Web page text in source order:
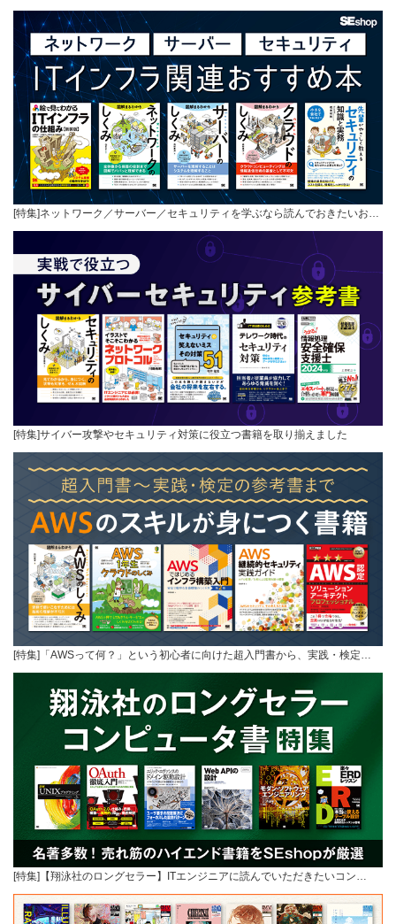
[特集]ネットワーク／サーバー／セキュリティを学ぶなら読んでおきたいお…
[特集]サイバー攻撃やセキュリティ対策に役立つ書籍を取り揃えました
[特集]「AWSって何？」という初心者に向けた超入門書から、実践・検定…
[特集]【翔泳社のロングセラー】ITエンジニアに読んでいただきたいコン…